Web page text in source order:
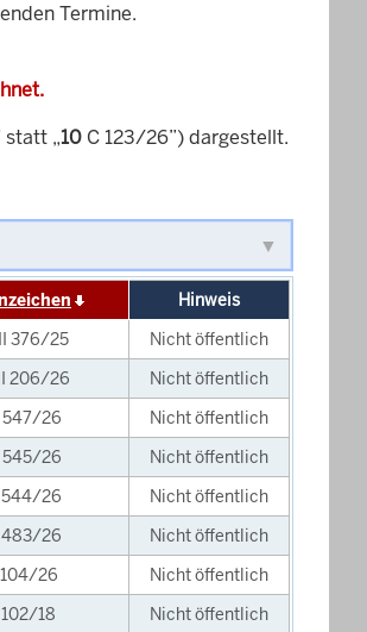
Termine.
statt „10 C 123/26”) dargestellt.
Hinweis
376/25
Nicht öffentlich
206/26
Nicht öffentlich
547/26
Nicht öffentlich
545/26
Nicht öffentlich
544/26
Nicht öffentlich
483/26
Nicht öffentlich
104/26
Nicht öffentlich
102/18
Nicht öffentlich